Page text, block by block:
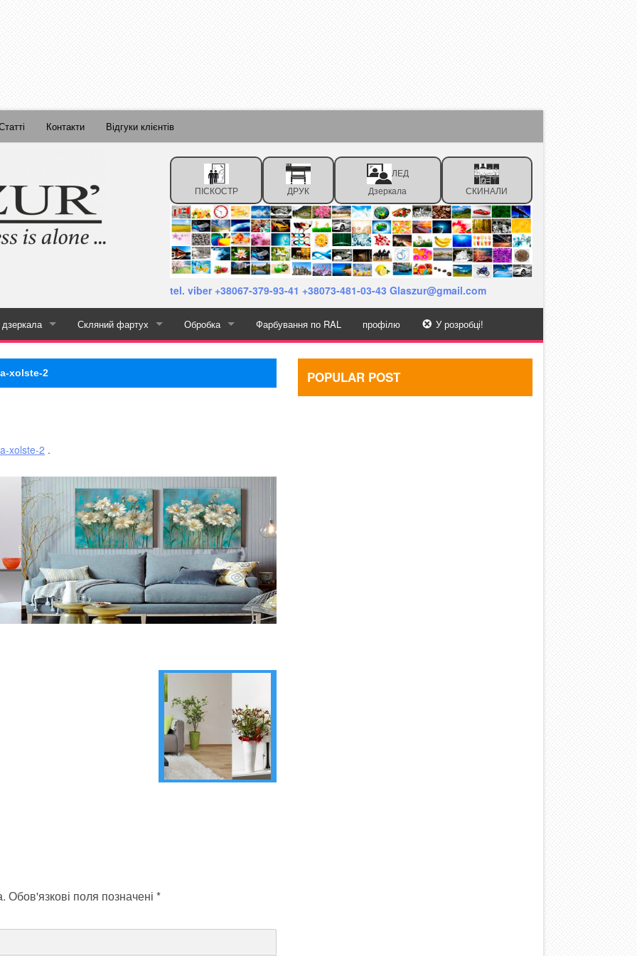
Контакти Відгуки клієнтів
ПІСКОСТР ДРУК
ЛЕД
Дзеркала
СКИНАЛИ
tel. viber +38067-379-93-41 +38073-481-03-43 Glaszur@gmail.com
друк
на склі
на шпалерах
на інших матеріалах
Каталог годинник настінний
дзеркала з підсвічуванням
Скляний фартух
Каталог скинали
Обробка
Прирізка
Свердління
Фарбування по RAL профілю У розробці!
xolste-2
xolste-2 .
Обов'язкові поля позначені *
POPULAR POST